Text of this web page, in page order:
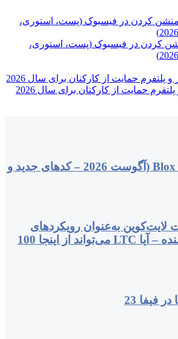
کردن در فیسبوک (پست، استوری،
Blox Fruits Codes (آگوست 2026 – کدهای جدید و
لایت‌کوین به‌عنوان رویکردهای
رویداد نصف‌کننده – آیا LTC می‌تواند از اینجا 100
فیفا 23